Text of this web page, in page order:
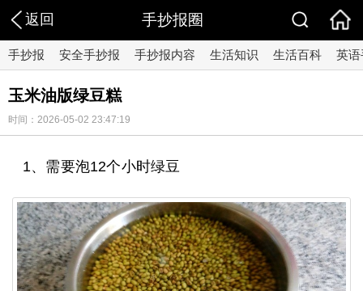
返回 手抄报圈
手抄报 安全手抄报 手抄报内容 生活知识 生活百科 英
玉米油版绿豆糕
时间：2026-05-02 23:47:19
1、需要泡12个小时绿豆